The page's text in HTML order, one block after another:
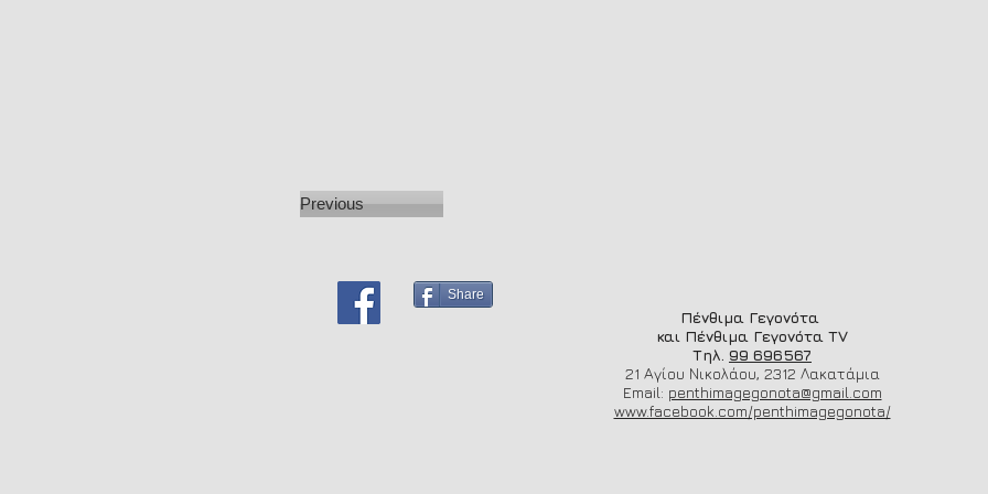
Previous
Share
Πένθιμα Γεγονότα
και Πένθιμα Γεγονότα TV
Τηλ. 99 696567
21 Αγίου Νικολάου, 2312 Λακατάμια
Email: penthimagegonota@gmail.com
www.facebook.com/penthimagegonota/